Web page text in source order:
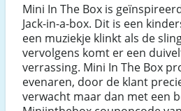
Mini In The Box is
Jack-in-a-box. Dit is een
een muziekje klinkt als de
vervolgens komt er een
verrassing. Mini In The Box
evenaren, door de klant
verwacht maar dan met een